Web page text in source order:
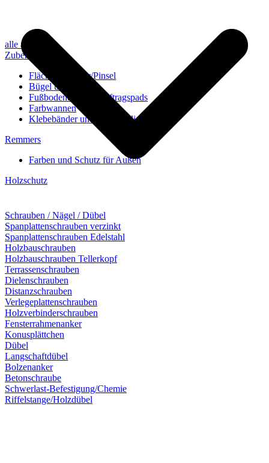
alle anzeigen
Zubehör
Flächenstreicher/Pinsel
Bügel und Rollen
Fußbodenbürsten/Auftragspads
Farbwannen
Klebebänder und Abdeckvlies
Remmers
Farben und Schutz für Außen
Holzschutz
Schrauben / Nägel / Dübel
Spanplattenschrauben verzinkt
Spanplattenschrauben Edelstahl
Holzbauschrauben
Holzbauschrauben Tellerkopf
Terrassenschrauben
Dielenschrauben
Distanzschrauben
Verlegeplattenschrauben
Holzverbinderschrauben
Fensterrahmenanker
Konusplättchen
Dübel
Langschaftdübel
Bolzenanker
Betonschraube
Schwerlast-Befestigung/Chemie
Riffelstange/Holzdübel